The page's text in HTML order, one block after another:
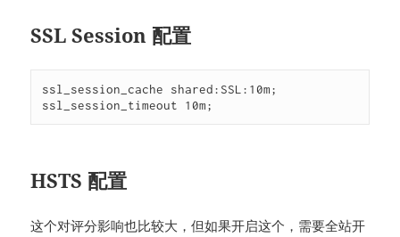
SSL Session 配置
ssl_session_cache shared:SSL:10m;
ssl_session_timeout 10m;
HSTS 配置
这个对评分影响也比较大，但如果开启这个，需要全站开